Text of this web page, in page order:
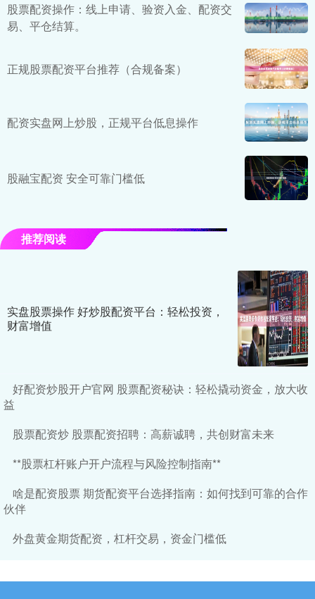
股票配资操作：线上申请、验资入金、配资交
易、平仓结算。
正规股票配资平台推荐（合规备案）
配资实盘网上炒股，正规平台低息操作
股融宝配资 安全可靠门槛低
推荐阅读
实盘股票操作 好炒股配资平台：轻松投资，
财富增值
好配资炒股开户官网 股票配资秘诀：轻松撬动资金，放大收
益
股票配资炒 股票配资招聘：高薪诚聘，共创财富未来
**股票杠杆账户开户流程与风险控制指南**
啥是配资股票 期货配资平台选择指南：如何找到可靠的合作
伙伴
外盘黄金期货配资，杠杆交易，资金门槛低